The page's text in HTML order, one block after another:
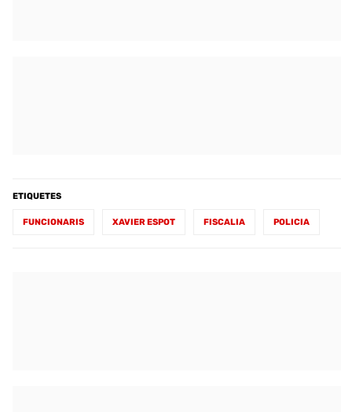
ETIQUETES
FUNCIONARIS XAVIER ESPOT FISCALIA POLICIA